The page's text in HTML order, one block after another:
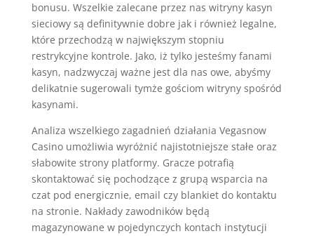
bonusu. Wszelkie zalecane przez nas witryny kasyn
sieciowy są definitywnie dobre jak i również legalne,
które przechodzą w największym stopniu
restrykcyjne kontrole. Jako, iż tylko jesteśmy fanami
kasyn, nadzwyczaj ważne jest dla nas owe, abyśmy
delikatnie sugerowali tymże gościom witryny spośród
kasynami.
Analiza wszelkiego zagadnień działania Vegasnow
Casino umożliwia wyróżnić najistotniejsze stałe oraz
słabowite strony platformy. Gracze potrafią
skontaktować się pochodzące z grupą wsparcia na
czat pod energicznie, email czy blankiet do kontaktu
na stronie. Nakłady zawodników będą
magazynowane w pojedynczych kontach instytucji